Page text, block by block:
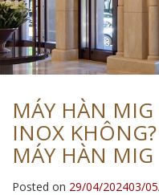
MÁY HÀN
INOX
MÁY HÀN MIG
Posted on 29/04/202403/